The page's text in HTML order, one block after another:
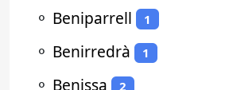
⚬ Beniparrell 1
⚬ Benirredrà 1
⚬ Benissa 2